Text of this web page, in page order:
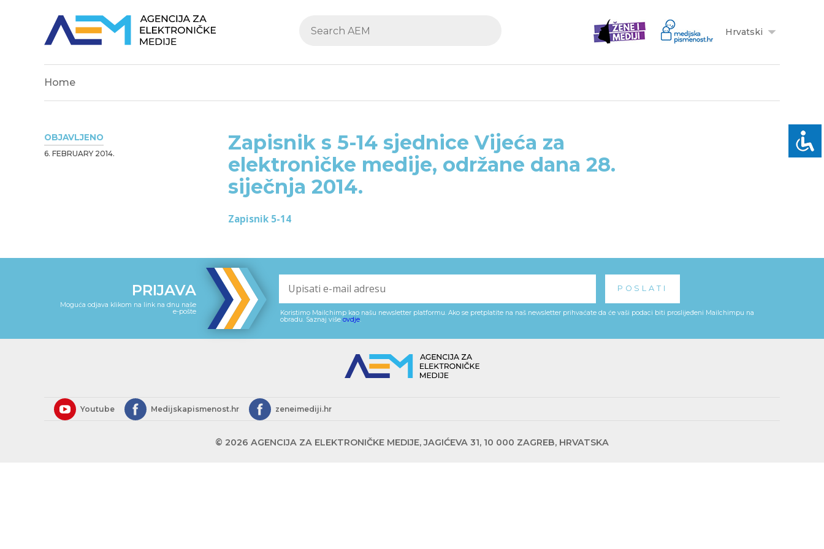
Hrvatski
Home
OBJAVLJENO
6. FEBRUARY 2014.
Zapisnik s 5-14 sjednice Vijeća za
elektroničke medije, održane dana 28.
siječnja 2014.
Zapisnik 5-14
PRIJAVA
Moguća odjava klikom na link na dnu naše
e-pošte
Koristimo Mailchimp kao našu newsletter platformu. Ako se pretplatite na naš newsletter prihvaćate da će vaši podaci biti proslijeđeni Mailchimpu na
obradu. Saznaj više ovdje.
Youtube Medijskapismenost.hr zeneimediji.hr
© 2026 AGENCIJA ZA ELEKTRONIČKE MEDIJE, JAGIĆEVA 31, 10 000 ZAGREB, HRVATSKA